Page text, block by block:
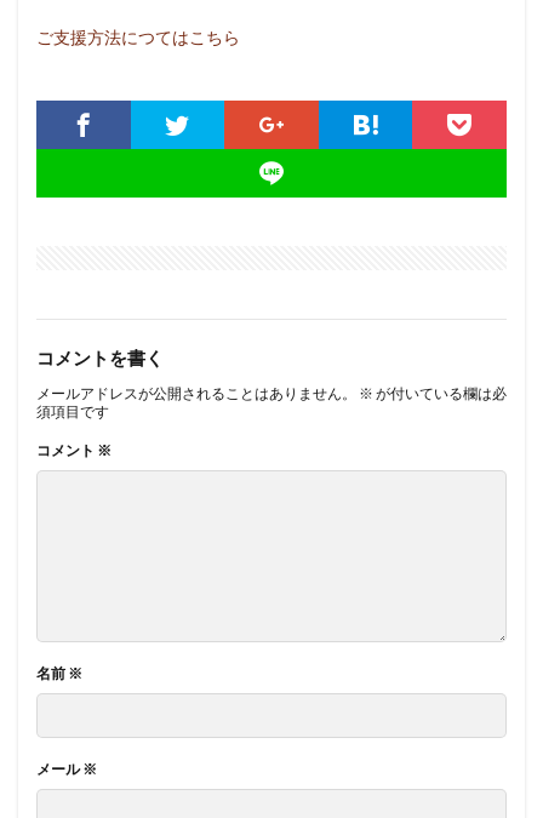
ご支援方法につてはこちら
コメントを書く
メールアドレスが公開されることはありません。 ※ が付いている欄は必
須項目です
コメント ※
名前 ※
メール※